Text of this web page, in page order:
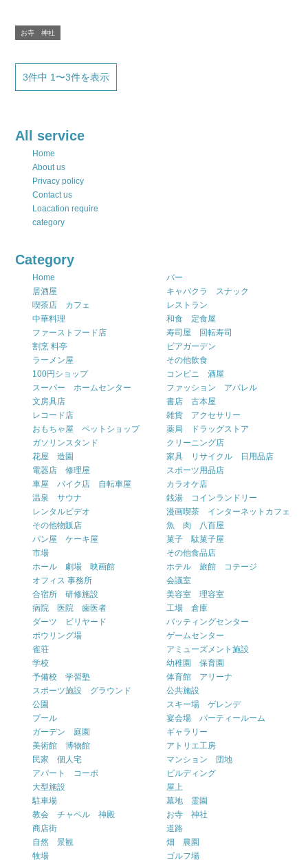
お寺 神社
3件中 1〜3件を表示
All service
Home
About us
Privacy policy
Contact us
Loacation require
category
Category
Home
バー
居酒屋
キャバクラ スナック
喫茶店 カフェ
レストラン
中華料理
和食 定食屋
ファーストフード店
寿司屋 回転寿司
割烹 料亭
ビアガーデン
ラーメン屋
その他飲食
100円ショップ
コンビニ 酒屋
スーパー ホームセンター
ファッション アパレル
文房具店
書店 古本屋
レコード店
雑貨 アクセサリー
おもちゃ屋 ペットショップ
薬局 ドラッグストア
ガソリンスタンド
クリーニング店
花屋 造園
家具 リサイクル 日用品店
電器店 修理屋
スポーツ用品店
車屋 バイク店 自転車屋
カラオケ店
温泉 サウナ
銭湯 コインランドリー
レンタルビデオ
漫画喫茶 インターネットカフェ
その他物販店
魚 肉 八百屋
パン屋 ケーキ屋
菓子 駄菓子屋
市場
その他食品店
ホール 劇場 映画館
ホテル 旅館 コテージ
オフィス 事務所
会議室
合宿所 研修施設
美容室 理容室
病院 医院 歯医者
工場 倉庫
ダーツ ビリヤード
バッティングセンター
ボウリング場
ゲームセンター
雀荘
アミューズメント施設
学校
幼稚園 保育園
予備校 学習塾
体育館 アリーナ
スポーツ施設 グラウンド
公共施設
公園
スキー場 ゲレンデ
プール
宴会場 パーティールーム
ガーデン 庭園
ギャラリー
美術館 博物館
アトリエ工房
民家 個人宅
マンション 団地
アパート コーポ
ビルディング
大型施設
屋上
駐車場
墓地 霊園
教会 チャペル 神殿
お寺 神社
商店街
道路
自然 景観
畑 農園
牧場
ゴルフ場